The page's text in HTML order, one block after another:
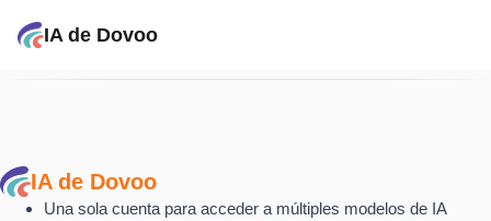
IA de Dovoo
IA de Dovoo
Una sola cuenta para acceder a múltiples modelos de IA